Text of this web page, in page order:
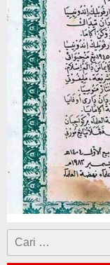
Cari
untuk: